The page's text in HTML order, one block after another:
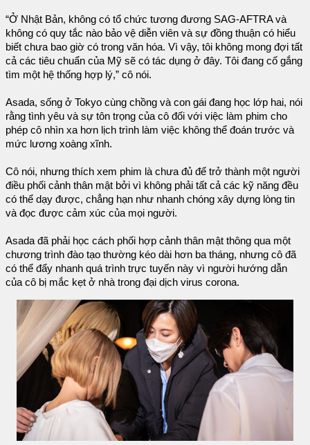
“Ở Nhật Bản, không có tổ chức tương đương SAG-AFTRA và
không có quy tắc nào bảo vệ diễn viên và sự đồng thuận có hiểu
biết chưa bao giờ có trong văn hóa. Vì vậy, tôi không mong đợi tất
cả các tiêu chuẩn của Mỹ sẽ có tác dụng ở đây. Tôi đang cố gắng
tìm một hệ thống hợp lý,” cô nói.
Asada, sống ở Tokyo cùng chồng và con gái đang học lớp hai, nói
rằng tình yêu và sự tôn trọng của cô đối với việc làm phim cho
phép cô nhìn xa hơn lịch trình làm việc không thể đoán trước và
mức lương xoàng xĩnh.
Cô nói, nhưng thích xem phim là chưa đủ để trở thành một người
điều phối cảnh thân mật bởi vì không phải tất cả các kỹ năng đều
có thể dạy được, chẳng hạn như nhanh chóng xây dựng lòng tin
và đọc được cảm xúc của mọi người.
Asada đã phải học cách phối hợp cảnh thân mật thông qua một
chương trình đào tạo thường kéo dài hơn ba tháng, nhưng cô đã
có thể đẩy nhanh quá trình trực tuyến này vì người hướng dẫn
của cô bị mắc kẹt ở nhà trong đại dịch virus corona.